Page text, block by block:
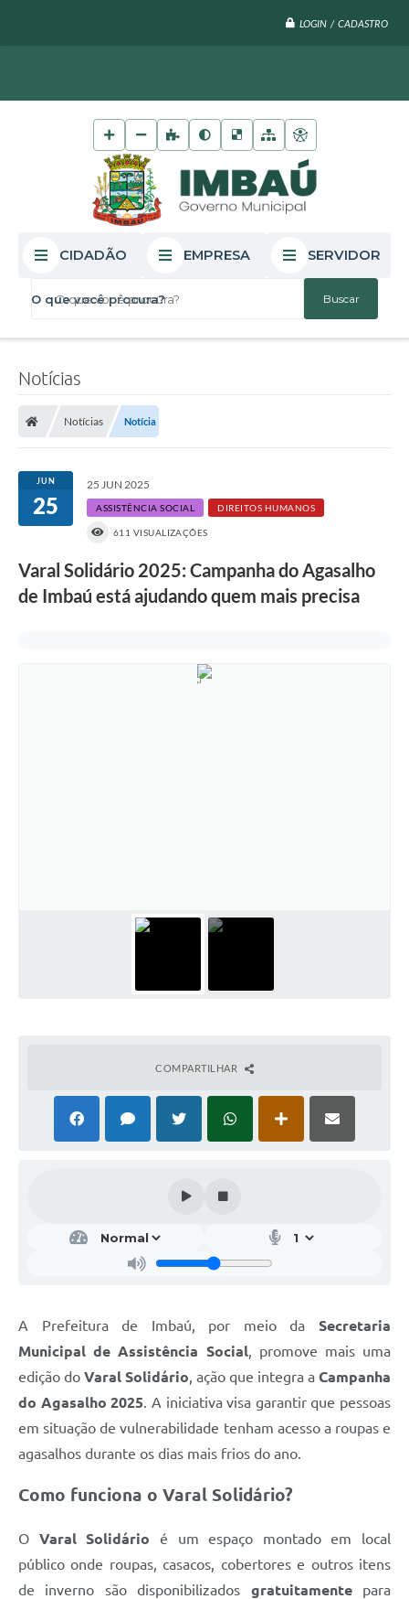
LOGIN / CADASTRO
O que você procura?
CIDADÃO EMPRESA SERVIDOR
Notícias
Notícias Notícia
JUN
25
25 JUN 2025
ASSISTÊNCIA SOCIAL DIREITOS HUMANOS
611 VISUALIZAÇÕES
Varal Solidário 2025: Campanha do Agasalho
de Imbaú está ajudando quem mais precisa
COMPARTILHAR
A Prefeitura de Imbaú, por meio da Secretaria
Municipal de Assistência Social , promove mais uma
edição do Varal Solidário , ação que integra a Campanha
do Agasalho 2025 . A iniciativa visa garantir que pessoas
em situação de vulnerabilidade tenham acesso a roupas e
agasalhos durante os dias mais frios do ano.
Como funciona o Varal Solidário?
O Varal Solidário é um espaço montado em local
público onde roupas, casacos, cobertores e outros itens
de inverno são disponibilizados gratuitamentepara